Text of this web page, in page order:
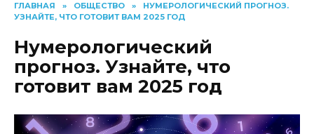
ГЛАВНАЯ » ОБЩЕСТВО »
НУМЕРОЛОГИЧЕСКИЙ ПРОГНОЗ.
УЗНАЙТЕ, ЧТО ГОТОВИТ ВАМ 2025 ГОД
Нумерологический
прогноз. Узнайте, что
готовит вам 2025 год